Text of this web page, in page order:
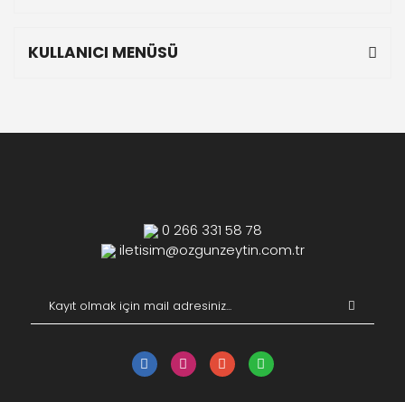
KULLANICI MENÜSÜ
0 266 331 58 78
iletisim@ozgunzeytin.com.tr